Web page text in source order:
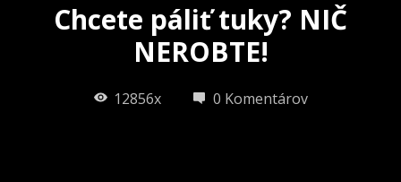
Chcete páliť tuky? NIČ
NEROBTE!
12856x 0 Komentárov